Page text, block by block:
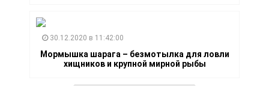
30.12.2020 в 11:42:00
Мормышка шарага – безмотылка для ловли
хищников и крупной мирной рыбы